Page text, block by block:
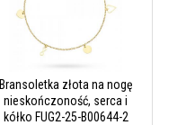
Bransoletka złota na nogę
nieskończoność, serca i
kółko FUG2-25-B00644-2